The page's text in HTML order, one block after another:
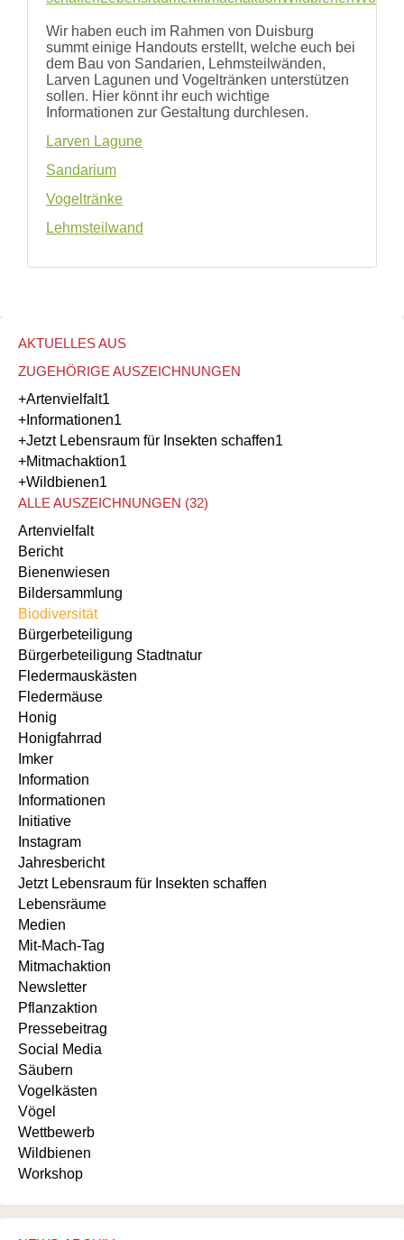
Literatur
Bienenfreundlich
Gärtnern
Allgemein
Wir haben euch im Rahmen von Duisburg
summt einige Handouts erstellt, welche euch bei
dem Bau von Sandarien, Lehmsteilwänden,
Larven Lagunen und Vogeltränken unterstützen
sollen. Hier könnt ihr euch wichtige
Informationen zur Gestaltung durchlesen.
Larven Lagune
Sandarium
Vogeltränke
Lehmsteilwand
AKTUELLES AUS
ZUGEHÖRIGE AUSZEICHNUNGEN
+Artenvielfalt1
+Informationen1
+Jetzt Lebensraum für Insekten schaffen1
+Mitmachaktion1
+Wildbienen1
ALLE AUSZEICHNUNGEN (32)
Artenvielfalt
Bericht
Bienenwiesen
Bildersammlung
Biodiversität
Bürgerbeteiligung
Bürgerbeteiligung Stadtnatur
Fledermauskästen
Fledermäuse
Honig
Honigfahrrad
Imker
Information
Informationen
Initiative
Instagram
Jahresbericht
Jetzt Lebensraum für Insekten schaffen
Lebensräume
Medien
Mit-Mach-Tag
Mitmachaktion
Newsletter
Pflanzaktion
Pressebeitrag
Social Media
Säubern
Vogelkästen
Vögel
Wettbewerb
Wildbienen
Workshop